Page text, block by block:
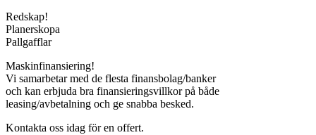
Redskap!
Planerskopa
Pallgafflar
Maskinfinansiering!
Vi samarbetar med de flesta finansbolag/banker
och kan erbjuda bra finansieringsvillkor på både
leasing/avbetalning och ge snabba besked.
Kontakta oss idag för en offert.